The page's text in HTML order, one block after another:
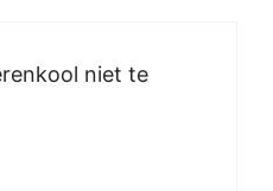
niet te